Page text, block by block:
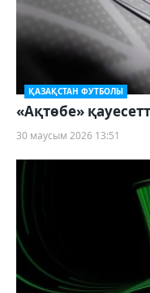
ҚАЗАҚСТАН ФУТБОЛЫ
«Ақтөбе»
30 маусым 2026 13:51